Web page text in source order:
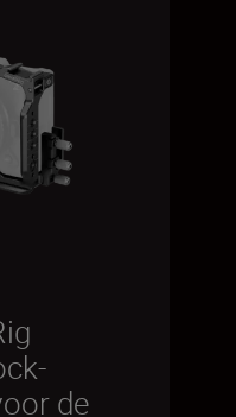
de